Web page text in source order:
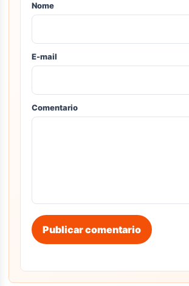
Nome
E-mail
Comentario
Publicar comentario